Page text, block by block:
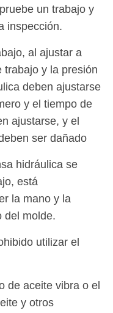
un trabajo y
inspección.
al ajustar a
trabajo y la presión
deben ajustarse
y el tiempo de
ajustarse, y el
ser dañado
hidráulica se
está
la mano y la
del molde.
utilizar el
de aceite vibra o el
y otros